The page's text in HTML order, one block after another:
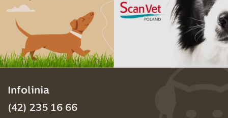
Infolinia
(42) 235 16 66